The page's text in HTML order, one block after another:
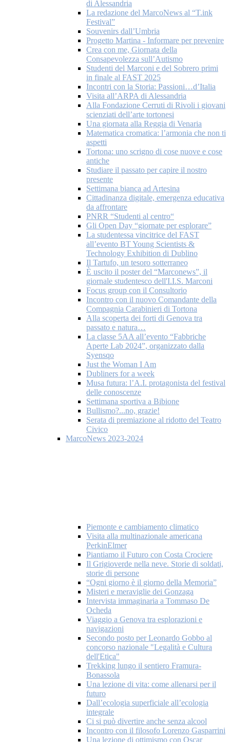
di Alessandria
La redazione del MarcoNews al “T.ink
Festival”
Souvenirs dall’Umbria
Progetto Martina - Informare per prevenire
Crea con me, Giornata della
Consapevolezza sull’Autismo
Studenti del Marconi e del Sobrero primi
in finale al FAST 2025
Incontri con la Storia: Passioni…d’Italia
Visita all’ARPA di Alessandria
Alla Fondazione Cerruti di Rivoli i giovani
scienziati dell’arte tortonesi
Una giornata alla Reggia di Venaria
Matematica cromatica: l’armonia che non ti
aspetti
Tortona: uno scrigno di cose nuove e cose
antiche
Studiare il passato per capire il nostro
presente
Settimana bianca ad Artesina
Cittadinanza digitale, emergenza educativa
da affrontare
PNRR “Studenti al centro“
Gli Open Day “giornate per esplorare”
La studentessa vincitrice del FAST
all’evento BT Young Scientists &
Technology Exhibition di Dublino
Il Tartufo, un tesoro sotterraneo
È uscito il poster del “Marconews”, il
giornale studentesco dell'I.I.S. Marconi
Focus group con il Consultorio
Incontro con il nuovo Comandante della
Compagnia Carabinieri di Tortona
Alla scoperta dei forti di Genova tra
passato e natura…
La classe 5AA all’evento “Fabbriche
Aperte Lab 2024”, organizzato dalla
Syensqo
Just the Woman I Am
Dubliners for a week
Musa futura: l’A.I. protagonista del festival
delle conoscenze
Settimana sportiva a Bibione
Bullismo?...no, grazie!
Serata di premiazione al ridotto del Teatro
Civico
MarcoNews 2023-2024
Piemonte e cambiamento climatico
Visita alla multinazionale americana
PerkinElmer
Piantiamo il Futuro con Costa Crociere
Il Grigioverde nella neve. Storie di soldati,
storie di persone
“Ogni giorno è il giorno della Memoria”
Misteri e meraviglie dei Gonzaga
Intervista immaginaria a Tommaso De
Ocheda
Viaggio a Genova tra esplorazioni e
navigazioni
Secondo posto per Leonardo Gobbo al
concorso nazionale "Legalità e Cultura
dell'Etica"
Trekking lungo il sentiero Framura-
Bonassola
Una lezione di vita: come allenarsi per il
futuro
Dall’ecologia superficiale all’ecologia
integrale
Ci si può divertire anche senza alcool
Incontro con il filosofo Lorenzo Gasparrini
Una lezione di ottimismo con Oscar